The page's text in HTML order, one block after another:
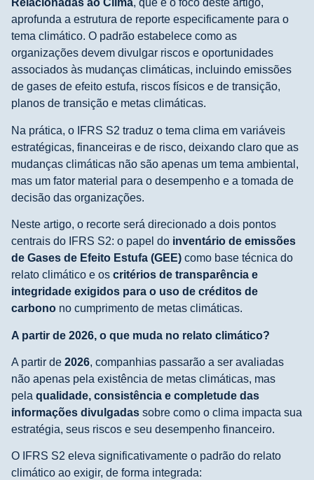
Relacionadas ao Clima, que é o foco deste artigo,
aprofunda a estrutura de reporte especificamente para o
tema climático. O padrão estabelece como as
organizações devem divulgar riscos e oportunidades
associados às mudanças climáticas, incluindo emissões
de gases de efeito estufa, riscos físicos e de transição,
planos de transição e metas climáticas.
Na prática, o IFRS S2 traduz o tema clima em variáveis
estratégicas, financeiras e de risco, deixando claro que as
mudanças climáticas não são apenas um tema ambiental,
mas um fator material para o desempenho e a tomada de
decisão das organizações.
Neste artigo, o recorte será direcionado a dois pontos
centrais do IFRS S2: o papel do inventário de emissões
de Gases de Efeito Estufa (GEE) como base técnica do
relato climático e os critérios de transparência e
integridade exigidos para o uso de créditos de
carbono no cumprimento de metas climáticas.
A partir de 2026, o que muda no relato climático?
A partir de 2026, companhias passarão a ser avaliadas
não apenas pela existência de metas climáticas, mas
pela qualidade, consistência e completude das
informações divulgadas sobre como o clima impacta sua
estratégia, seus riscos e seu desempenho financeiro.
O IFRS S2 eleva significativamente o padrão do relato
climático ao exigir, de forma integrada: